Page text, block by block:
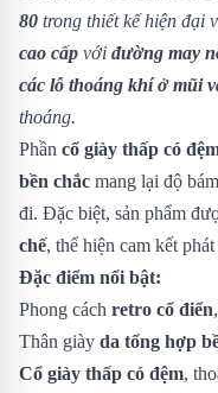
80 trong thiết kế hiện đại
cao cấp với đường may
các lỗ thoáng khí ở mũi
thoáng.
Phần cổ giày thấp có
bền chắc mang lại độ
đi. Đặc biệt, sản phẩm
chế, thể hiện cam kết
Đặc điểm nổi bật:
Phong cách retro cổ điển
Thân giày da tổng hợp
Cổ giày thấp có đệm,